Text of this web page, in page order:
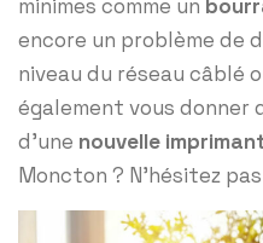
minimes comme un
encore un problème de
niveau du réseau câblé
également vous donner
d’une nouvelle
Moncton ? N’hésitez